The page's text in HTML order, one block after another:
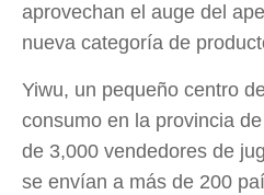
aprovechan el auge del
nueva categoría de
Yiwu, un pequeño centro
consumo en la provincia
de 3,000 vendedores de
se envían a más de 200